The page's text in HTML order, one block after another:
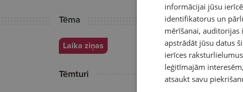
Tēma
Laika ziņas
Tēmturi
informācijai jūsu
identifikatorus un
mērīšanai, auditorijas
apstrādāt jūsu datus
ierīces
leģitīmajām
atsaukt savu